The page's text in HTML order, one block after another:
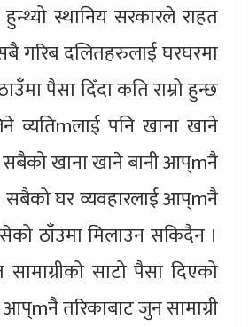
हुन्थ्यो स्थानिय सरकारले राहत
गरिब दलितहरुलाई घरघरमा
पैसा दिँदा कति राम्रो हुन्छ
व्यतिmलाई पनि खाना खाने
सबैको खाना खाने बानी आप्mनै
घर व्यवहारलाई आप्mनै
ठाँउमा मिलाउन सकिदैन ।
साटो पैसा दिएको
तरिकाबाट जुन सामाग्री